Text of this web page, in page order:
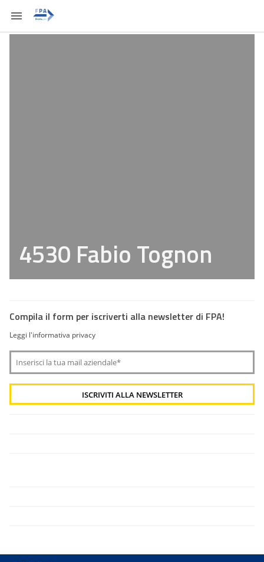
4530 Fabio Tognon
Compila il form per iscriverti alla newsletter di FPA!
Leggi l'informativa privacy